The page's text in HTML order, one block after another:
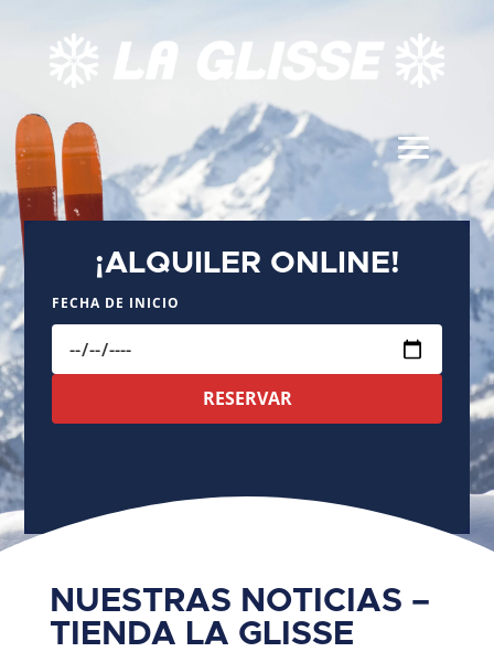
¡ALQUILER ONLINE!
FECHA DE INICIO
RESERVAR
NUESTRAS NOTICIAS –
TIENDA LA GLISSE